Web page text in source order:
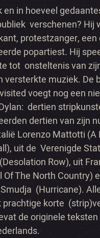
en in hoeveel
verschenen? Hij
protestzanger, een
popartiest. Hij
tot onsteltenis van
versterkte muziek. De
voegt nog een
dertien
dertien van zijn
Lorenzo Mattotti (A
uit de Verenigde
Row), uit
Of The North Country)
(Hurricane).
prachtige korte
de originele